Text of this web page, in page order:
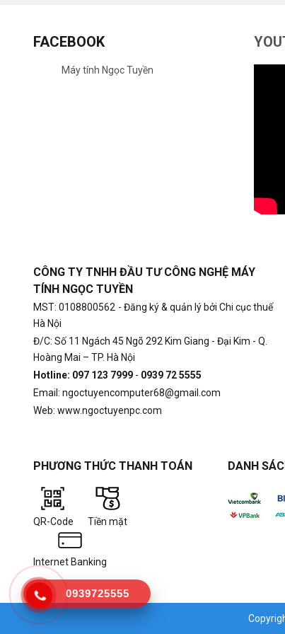
FACEBOOK
Máy tính Ngọc Tuyền
CÔNG TY TNHH ĐẦU TƯ CÔNG NGHỆ MÁY
TÍNH NGỌC TUYỀN
MST: 0108800562 - Đăng ký & quản lý bởi Chi cục thuế
Hà Nội
Đ/C: Số 11 Ngách 45 Ngõ 292 Kim Giang - Đại Kim - Q.
Hoàng Mai – TP. Hà Nội
Hotline: 097 123 7999 - 0939 72 5555
Email: ngoctuyencomputer68@gmail.com
Web: www.ngoctuyenpc.com
PHƯƠNG THỨC THANH TOÁN
QR-Code Tiền mặt
Internet Banking
DANH
0939725555